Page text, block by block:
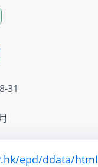
31
epd/ddata/